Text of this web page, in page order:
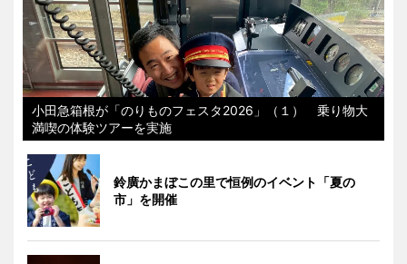
小田急箱根が「のりものフェスタ2026」（１） 乗り物大
満喫の体験ツアーを実施
鈴廣かまぼこの里で恒例のイベント「夏の
市」を開催